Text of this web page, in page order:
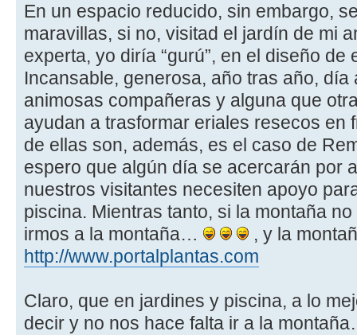
En un espacio reducido, sin embargo,
maravillas, si no, visitad el jardín de mi
experta, yo diría “gurú”, en el diseño de
Incansable, generosa, año tras año, día
animosas compañeras y alguna que
ayudan a trasformar eriales resecos en
de ellas son, además, es el caso de
espero que algún día se acercarán por
nuestros visitantes necesiten apoyo
piscina. Mientras tanto, si la montaña
irmos a la montaña…
, y la
http://www.portalplantas.com
Claro, que en jardines y piscina, a lo
decir y no nos hace falta ir a la